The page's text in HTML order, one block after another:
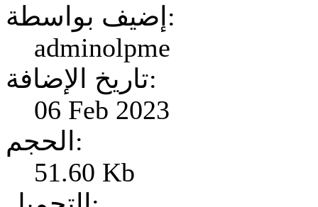
إضيف بواسطة:
adminolpme
تاريخ الإضافة:
06 Feb 2023
الحجم:
51.60 Kb